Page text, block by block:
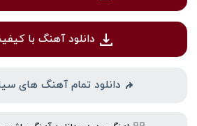
دانلود آهنگ با کیفیت
دانلود تمام آهنگ های